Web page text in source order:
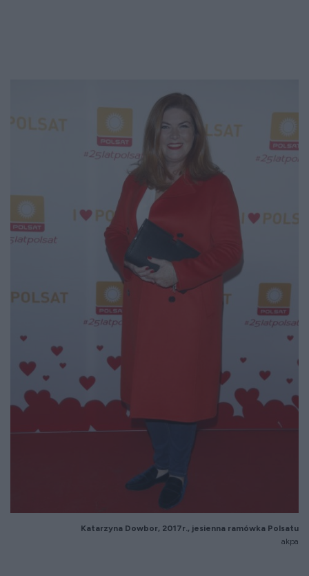
Katarzyna Dowbor, 2017r., jesienna ramówka Polsatu
akpa